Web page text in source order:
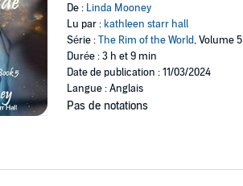
De : Linda Mooney
Lu par : kathleen starr hall
Série :The Rim of the World, Volume 5
Durée : 3 h et 9 min
Date de publication : 11/03/2024
Langue : Anglais
Pas de notations